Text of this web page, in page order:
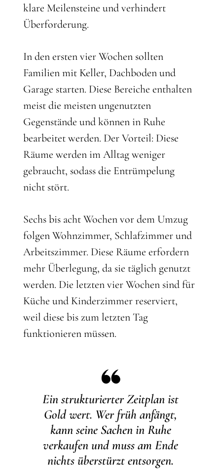
klare Meilensteine und verhindert
Überforderung.
In den ersten vier Wochen sollten
Familien mit Keller, Dachboden und
Garage starten. Diese Bereiche enthalten
meist die meisten ungenutzten
Gegenstände und können in Ruhe
bearbeitet werden. Der Vorteil: Diese
Räume werden im Alltag weniger
gebraucht, sodass die Entrümpelung
nicht stört.
Sechs bis acht Wochen vor dem Umzug
folgen Wohnzimmer, Schlafzimmer und
Arbeitszimmer. Diese Räume erfordern
mehr Überlegung, da sie täglich genutzt
werden. Die letzten vier Wochen sind für
Küche und Kinderzimmer reserviert,
weil diese bis zum letzten Tag
funktionieren müssen.
Ein strukturierter Zeitplan ist
Gold wert. Wer früh anfängt,
kann seine Sachen in Ruhe
verkaufen und muss am Ende
nichts überstürzt entsorgen.